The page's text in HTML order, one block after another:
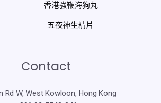
香港強鞭海狗丸
五夜神生精片
Contact
Rd W, West Kowloon, Hong Kong